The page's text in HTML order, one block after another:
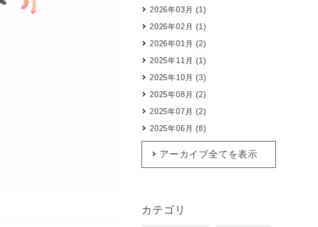
2026年03月 (1)
2026年02月 (1)
2026年01月 (2)
2025年11月 (1)
2025年10月 (3)
2025年08月 (2)
2025年07月 (2)
2025年06月 (8)
アーカイブ全てを表示
カテゴリ